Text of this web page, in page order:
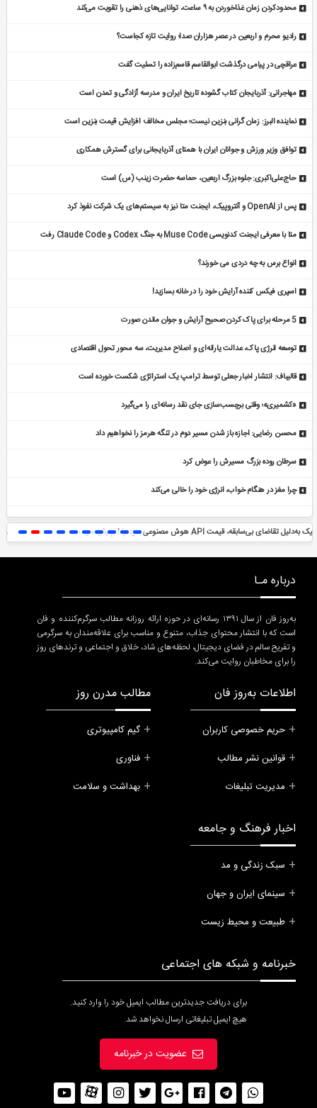
محدودکردن زمان غذاخوردن به ۹ ساعت، توانایی‌های ذهنی را تقویت می‌کند
رادیو محرم و اربعین در عصر هزاران صدا؛ روایت تازه کجاست؟
عراقچی در پیامی درگذشت ابوالقاسم قاسم‌زاده را تسلیت گفت
مهاجرانی: آذربایجان کتاب گشوده تاریخ ایران و مدرسه آزادگی و تمدن است
نماینده البرز: زمان گرانی بنزین نیست؛ مجلس مخالف افزایش قیمت بنزین است
توافق وزیر ورزش و جوانان ایران با همتای آذربایجانی برای گسترش همکاری
حاج‌علی‌اکبری: جلوه بزرگ اربعین، حماسه حضرت زینب (س) است
پس از OpenAI و آنتروپیک، ایجنت متا نیز به سیستم‌های یک شرکت نفوذ کرد
متا با معرفی ایجنت کدنویسی Muse Code به جنگ Codex و Claude Code رفت
انواع برس به چه دردی می خورند؟
اسپری فیکس کننده آرایش خود را در خانه بسازید!
5 مرحله برای پاک کردن صحیح آرایش و جوان ماندن صورت
توسعه انرژی پاک، عدالت یارانه‌ای و اصلاح مدیریت، سه محور تحول اقتصادی
قالیباف: انتشار اخبار جعلی توسط ترامپ یک استراتژی شکست خورده است
«کشمیری»؛ وقتی برچسب‌سازی جای نقد رسانه‌ای را می‌گیرد
محسن رضایی: اجازه باز شدن مسیر دوم در تنگه هرمز را نخواهیم داد
سرطان روده بزرگ مسیرش را عوض کرد
چرا مغز در هنگام خواب، انرژی خود را خالی می‌کند
زمان آن فرا رسیده که به خود متکی
درباره مـا
به‌روز فان از سال ۱۳۹۱ رسانه‌ای در حوزه ارائه روزانه مطالب سرگرم‌کننده و فان
است که با انتشار محتوای جذاب، متنوع و مناسب برای علاقه‌مندان به سرگرمی
و تفریح سالم در فضای دیجیتال، لحظه‌های شاد، خلاق و اجتماعی و ترندهای روز
را برای مخاطبان روایت می‌کند.
اطلاعات به‌روز فان
حریم خصوصی کاربران
قوانین نشر مطالب
مدیریت تبلیغات
مطالب مدرن روز
گیم کامپیوتری
فناوری
بهداشت و سلامت
اخبار فرهنگ و جامعه
سبک زندگی و مد
سینمای ایران و جهان
طبیعت و محیط زیست
خبرنامه و شبکه های اجتماعی
برای دریافت جدیدترین مطالب ایمیل خود را وارد کنید.
هیچ ایمیل تبلیغاتی ارسال نخواهد شد.
عضویت در خبرنامه